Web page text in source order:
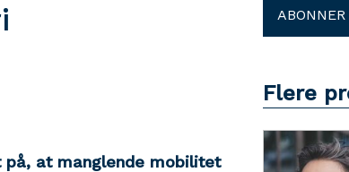
på, at manglende mobilitet
ABONNER
Flere